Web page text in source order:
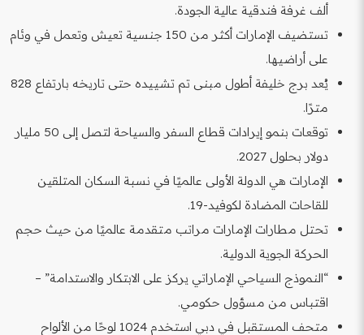
ألف غرفة فندقية عالية الجودة.
تستضيف الإمارات أكثر من 150 جنسية تعيش وتعمل في وئام
على أراضيها.
يُعد برج خليفة أطول مبنى تم تشييده حتى تاريخه بارتفاع 828
مترًا.
توقعات بنمو إيرادات قطاع السفر والسياحة لتصل إلى 50 مليار
دولار بحلول 2027.
الإمارات هي الدولة الأولى عالميًا في نسبة السكان المتلقين
للقاحات المضادة لكوفيد-19.
تحتل مطارات الإمارات مراتب متقدمة عالميًا من حيث حجم
الحركة الجوية الدولية.
“النموذج السياحي الإماراتي يركز على الابتكار والاستدامة” –
اقتباس من مسؤول حكومي.
متحف المستقبل في دبي استخدم 1024 لوحًا من الألواح